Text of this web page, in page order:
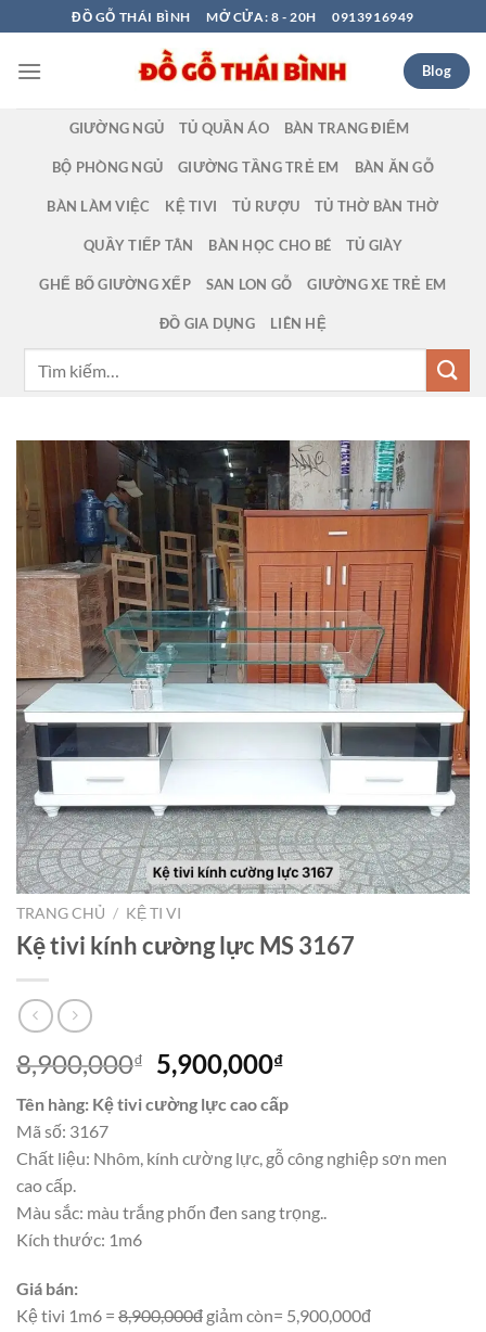
qua
nội
ĐỒ GỖ THÁI BÌNH MỞ CỬA: 8 - 20H 0913916949
Blog
GIƯỜNG NGỦ TỦ QUẦN ÁO BÀN TRANG ĐIỂM
BỘ PHÒNG NGỦ GIƯỜNG TẦNG TRẺ EM BÀN ĂN GỖ
BÀN LÀM VIỆC KỆ TIVI TỦ RƯỢU TỦ THỜ BÀN THỜ
QUẦY TIẾP TÂN BÀN HỌC CHO BÉ TỦ GIÀY
GHẾ BỐ GIƯỜNG XẾP SAN LON GỖ GIƯỜNG XE TRẺ EM
ĐỒ GIA DỤNG LIÊN HỆ
TRANG CHỦ / KỆ TI VI
Kệ tivi kính cường lực MS 3167
8,900,000₫
Giá
gốc
là:
5,900,000₫Giá
tại
5,900,000₫.
Tên hàng: Kệ tivi cường lực cao cấp
Mã số: 3167
Chất liệu: Nhôm, kính cường lực, gỗ công nghiệp sơn men
cao cấp.
Màu sắc: màu trắng phốn đen sang trọng..
Kích thước: 1m6
Giá bán:
Kệ tivi 1m6 = 8,900,000đ giảm còn= 5,900,000đ